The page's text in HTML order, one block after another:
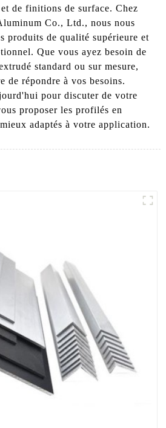
de finitions de surface. Chez
Co., Ltd., nous nous
produits de qualité supérieure et
Que vous ayez besoin de
standard ou sur mesure,
de répondre à vos besoins.
pour discuter de votre
proposer les profilés en
adaptés à votre application.